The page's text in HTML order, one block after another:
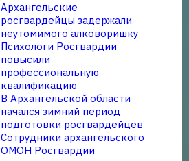
Архангельские
росгвардейцы задержали
неутомимого алковоришку
Психологи Росгвардии
повысили
профессиональную
квалификацию
В Архангельской области
начался зимний период
подготовки росгвардейцев
Сотрудники архангельского
ОМОН Росгвардии